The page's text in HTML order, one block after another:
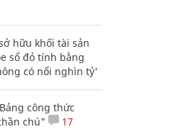
hữu khối tài sản
sổ đỏ tính bằng
có nổi nghìn tỷ'
công thức
chú"
17